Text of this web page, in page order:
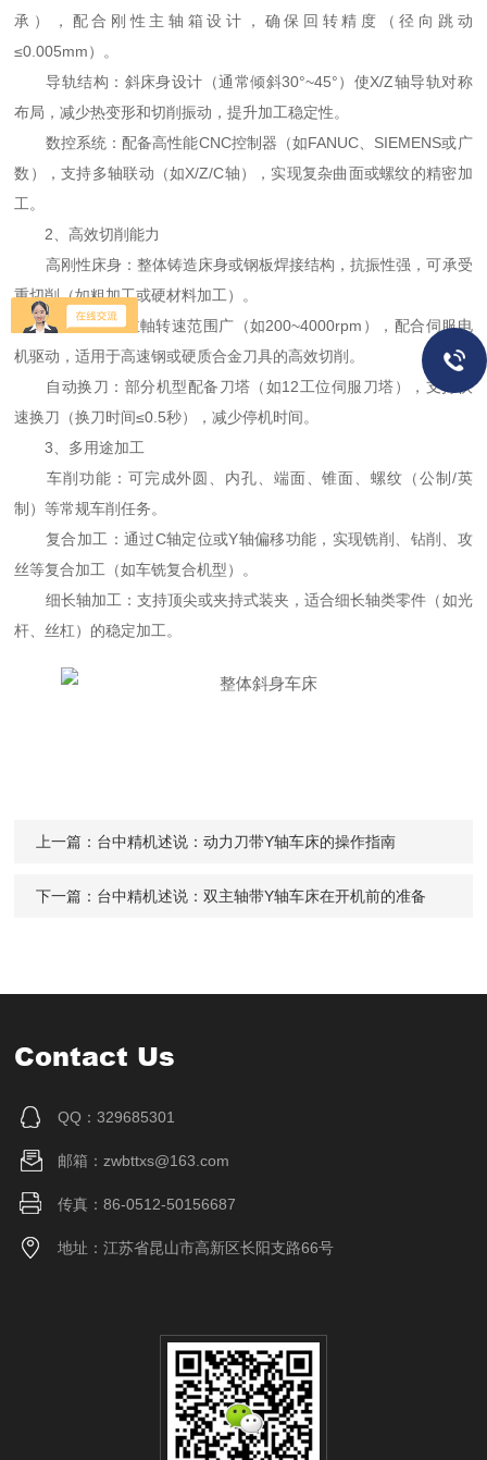
承），配合刚性主轴箱设计，确保回转精度（径向跳动
≤0.005mm）。
导轨结构：斜床身设计（通常倾斜30°~45°）使X/Z轴导轨对称
布局，减少热变形和切削振动，提升加工稳定性。
数控系统：配备高性能CNC控制器（如FANUC、SIEMENS或广
数），支持多轴联动（如X/Z/C轴），实现复杂曲面或螺纹的精密加
工。
2、高效切削能力
高刚性床身：整体铸造床身或钢板焊接结构，抗振性强，可承受
重切削（如粗加工或硬材料加工）。
高速传动：主軸转速范围广（如200~4000rpm），配合伺服电
机驱动，适用于高速钢或硬质合金刀具的高效切削。
自动换刀：部分机型配备刀塔（如12工位伺服刀塔），支持快
速换刀（换刀时间≤0.5秒），减少停机时间。
3、多用途加工
车削功能：可完成外圆、内孔、端面、锥面、螺纹（公制/英
制）等常规车削任务。
复合加工：通过C轴定位或Y轴偏移功能，实现铣削、钻削、攻
丝等复合加工（如车铣复合机型）。
细长轴加工：支持顶尖或夹持式装夹，适合细长轴类零件（如光
杆、丝杠）的稳定加工。
上一篇： 台中精机述说：动力刀带Y轴车床的操作指南
下一篇： 台中精机述说：双主轴带Y轴车床在开机前的准备
Contact Us
QQ：329685301
邮箱：zwbttxs@163.com
传真：86-0512-50156687
地址：江苏省昆山市高新区长阳支路66号